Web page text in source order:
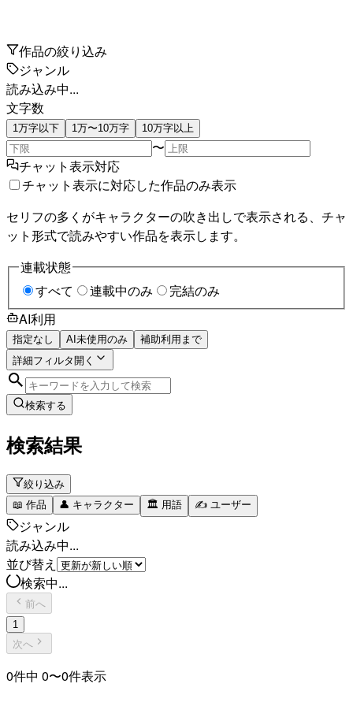
作品の絞り込み
ジャンル
読み込み中...
文字数
1万字以下 1万〜10万字 10万字以上
〜
チャット表示対応
チャット表示に対応した作品のみ表示
セリフの多くがキャラクターの吹き出しで表示される、チャ
ット形式で読みやすい作品を表示します。
連載状態
すべて
連載中のみ
完結のみ
AI利用
指定なし AI未使用のみ
補助利用まで
詳細フィルタ開く
検索する
検索結果
絞り込み
📖 作品 👤 キャラクター 🏛️ 用語 ✍️ ユーザー
ジャンル
読み込み中...
並び替え
検索中...
前へ
1
次へ
0件中 0〜0件表示